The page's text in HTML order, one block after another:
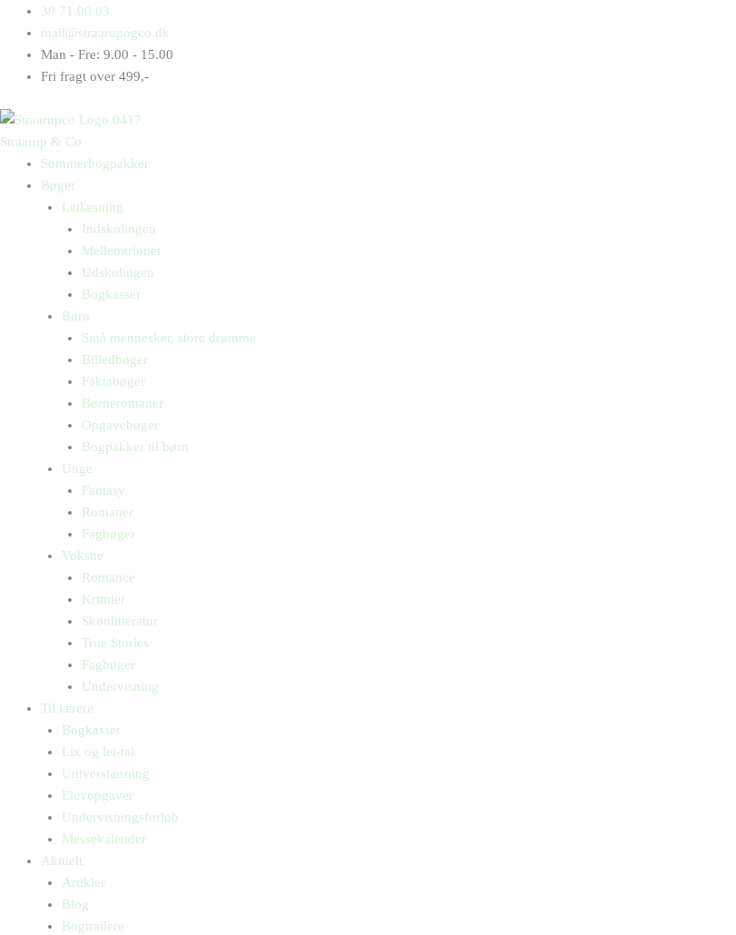
indholdet
30 71 00 03
mail@straarupogco.dk
Man - Fre: 9.00 - 15.00
Fri fragt over 499,-
Straarup & Co
Sommerbogpakker
Bøger
Letlæsning
Indskolingen
Mellemtrinnet
Udskolingen
Bogkasser
Børn
Små mennesker, store drømme
Billedbøger
Faktabøger
Børneromaner
Opgavebøger
Bogpakker til børn
Unge
Fantasy
Romaner
Fagbøger
Voksne
Romance
Krimier
Skønlitteratur
True Stories
Fagbøger
Undervisning
Til lærere
Bogkasser
Lix og let-tal
Universlæsning
Elevopgaver
Undervisningsforløb
Messekalender
Aktuelt
Artikler
Blog
Bogtrailere
Products
search
Products
search